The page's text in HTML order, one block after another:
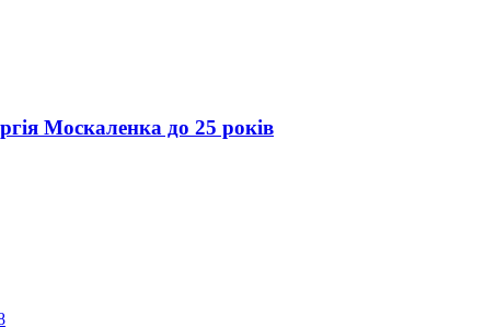
Москаленка до 25 років